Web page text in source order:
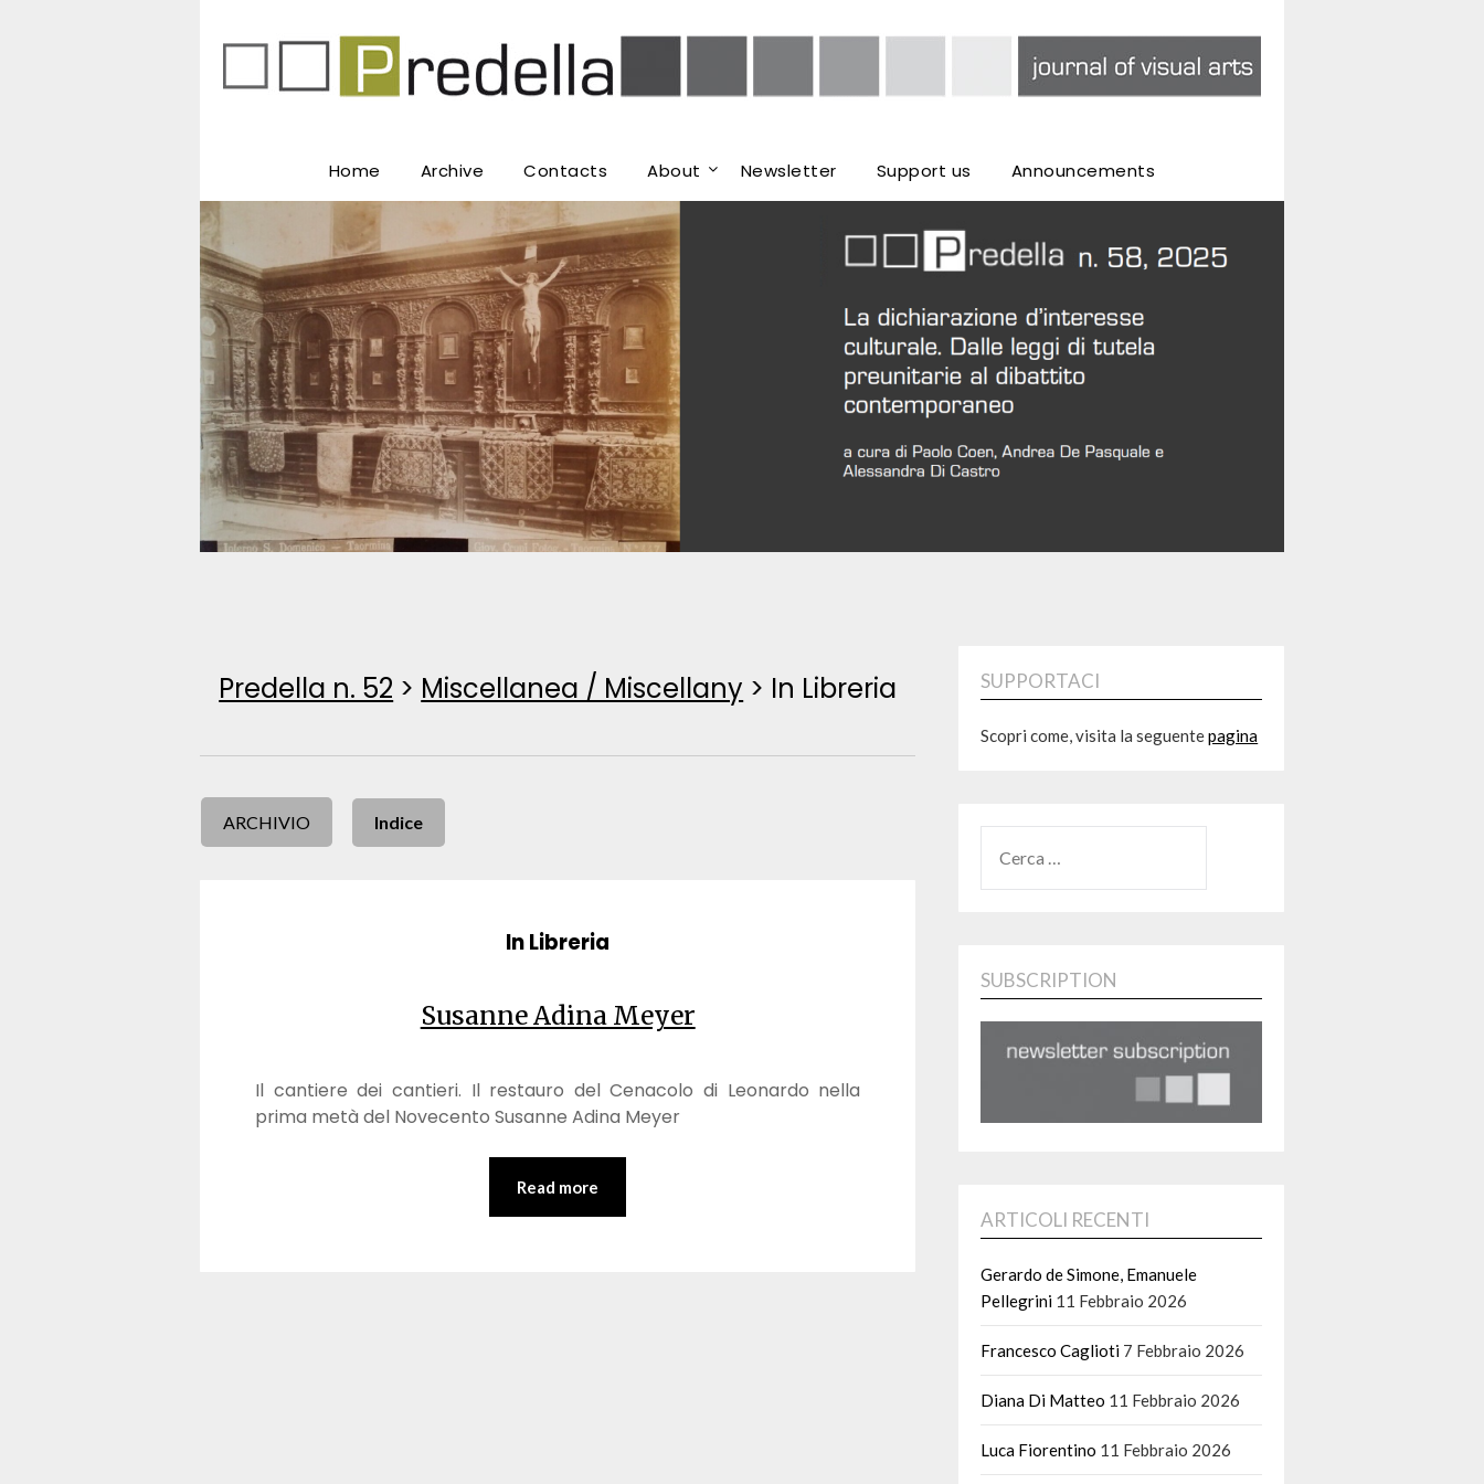
Home Archive Contacts About Newsletter Support us Announcements
Predella n. 52 > Miscellanea / Miscellany > In Libreria
ARCHIVIO Indice
In Libreria
Susanne Adina Meyer
Il cantiere dei cantieri. Il restauro del Cenacolo di Leonardo nella
prima metà del Novecento Susanne Adina Meyer
Read more
SUPPORTACI
Scopri come, visita la seguentepagina
PER:
SUBSCRIPTION
ARTICOLI RECENTI
Gerardo de Simone, Emanuele
Pellegrini 11 Febbraio 2026
Francesco Caglioti 7 Febbraio 2026
Diana Di Matteo 11 Febbraio 2026
Luca Fiorentino 11 Febbraio 2026